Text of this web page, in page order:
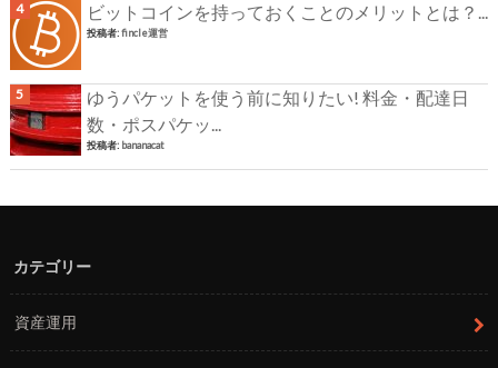
ビットコインを持っておくことのメリットとは？...
投稿者:fincle運営
ゆうパケットを使う前に知りたい! 料金・配達日
数・ポスパケッ...
投稿者: bananacat
カテゴリー
資産運用